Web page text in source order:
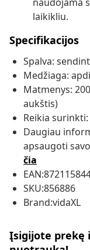
laikikliu.
Specifikacijos
Spalva:
Medžiaga:
Matmenys:
aukštis)
Reikia
Daugiau
apsaugoti
čia
SKU:856886
Brand:vidaXL
Įsigijote prekę